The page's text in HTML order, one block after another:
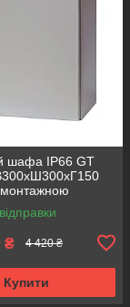
шафа IP66 GT
1
₴ 4 420 ₴
Купити